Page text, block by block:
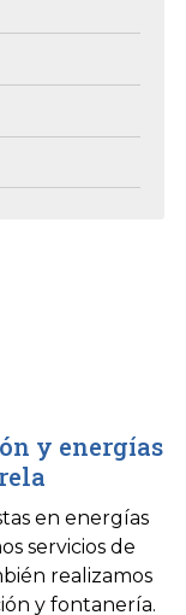
y energías
en energías
servicios de
realizamos
y fontanería.